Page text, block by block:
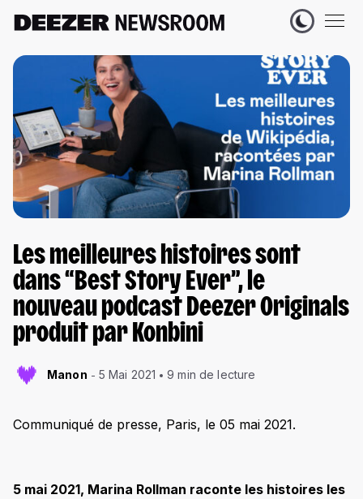
Les meilleures histoires sont
dans “Best Story Ever”, le
nouveau podcast Deezer Originals
produit par Konbini
Manon 5 Mai 2021 9 min de lecture
Communiqué de presse, Paris, le 05 mai 2021.
5 mai 2021, Marina Rollman raconte les histoires les